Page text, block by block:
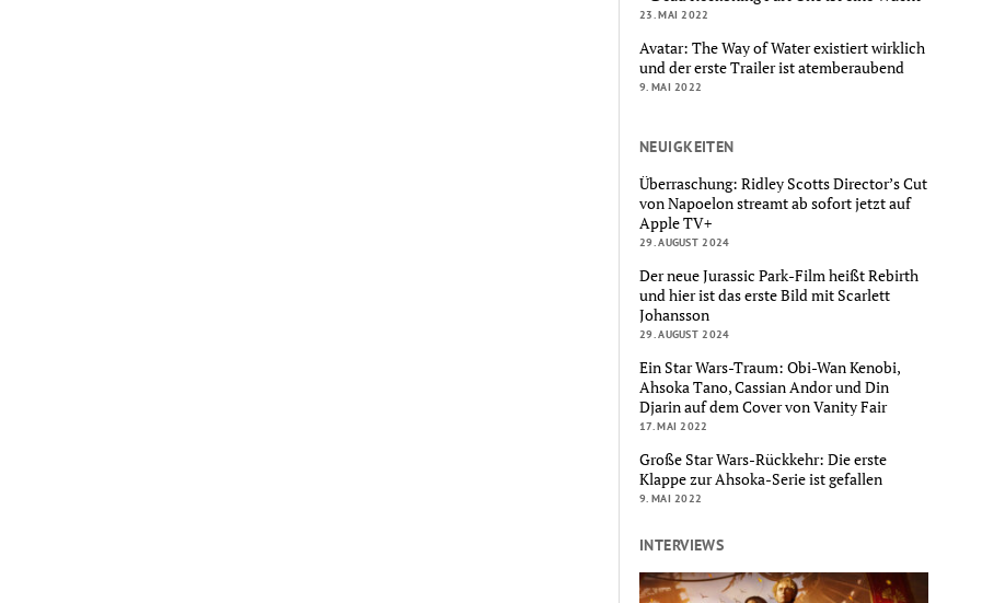
23. MAI 2022
Avatar: The Way of Water existiert wirklich
und der erste Trailer ist atemberaubend
9. MAI 2022
NEUIGKEITEN
Überraschung: Ridley Scotts Director’s Cut
von Napoelon streamt ab sofort jetzt auf
Apple TV+
29. AUGUST 2024
Der neue Jurassic Park-Film heißt Rebirth
und hier ist das erste Bild mit Scarlett
Johansson
29. AUGUST 2024
Ein Star Wars-Traum: Obi-Wan Kenobi,
Ahsoka Tano, Cassian Andor und Din
Djarin auf dem Cover von Vanity Fair
17. MAI 2022
Große Star Wars-Rückkehr: Die erste
Klappe zur Ahsoka-Serie ist gefallen
9. MAI 2022
INTERVIEWS